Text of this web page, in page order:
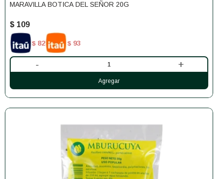
MARAVILLA BOTICA DEL SEÑOR 20G
$ 109
$ 82 $ 93
- +